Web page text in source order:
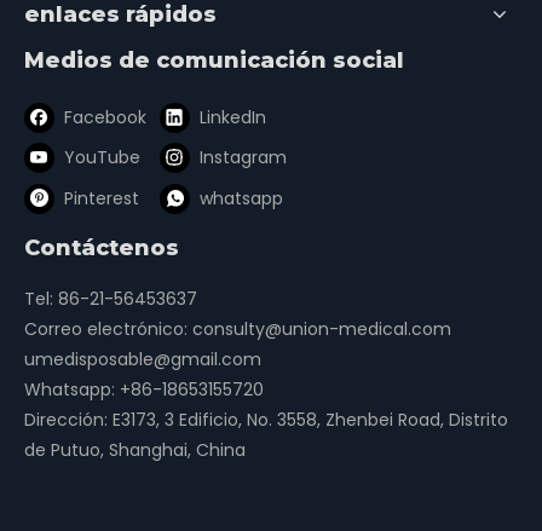
enlaces rápidos
Medios de comunicación social
Facebook
LinkedIn
YouTube
Instagram
Pinterest
whatsapp
Contáctenos
Tel: 86-21-56453637
Correo electrónico: consulty@union-medical.com
umedisposable@gmail.com
Whatsapp: +86-18653155720
Dirección: E3173, 3 Edificio, No. 3558, Zhenbei Road, Distrito
de Putuo, Shanghai, China